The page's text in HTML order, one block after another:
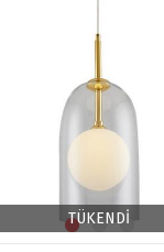
TÜKENDİ